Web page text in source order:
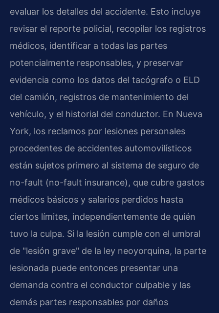
evaluar los detalles del accidente. Esto incluye
revisar el reporte policial, recopilar los registros
médicos, identificar a todas las partes
potencialmente responsables, y preservar
evidencia como los datos del tacógrafo o ELD
del camión, registros de mantenimiento del
vehículo, y el historial del conductor. En Nueva
York, los reclamos por lesiones personales
procedentes de accidentes automovilísticos
están sujetos primero al sistema de seguro de
no-fault (no-fault insurance), que cubre gastos
médicos básicos y salarios perdidos hasta
ciertos límites, independientemente de quién
tuvo la culpa. Si la lesión cumple con el umbral
de "lesión grave" de la ley neoyorquina, la parte
lesionada puede entonces presentar una
demanda contra el conductor culpable y las
demás partes responsables por daños